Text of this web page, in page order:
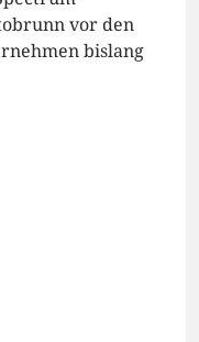
vor den
bislang